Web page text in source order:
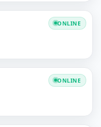
ONLINE
ONLINE